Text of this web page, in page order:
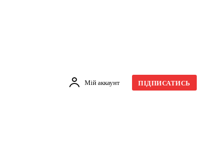
Мій аккаунт ПІДПИСАТИСЬ